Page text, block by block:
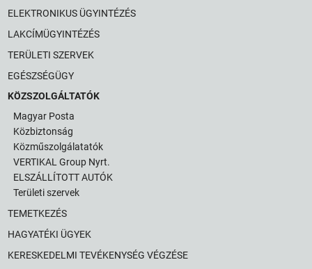
ELEKTRONIKUS ÜGYINTÉZÉS
LAKCÍMÜGYINTÉZÉS
TERÜLETI SZERVEK
EGÉSZSÉGÜGY
KÖZSZOLGÁLTATÓK
Magyar Posta
Közbiztonság
Közműszolgálatatók
VERTIKAL Group Nyrt.
ELSZÁLLÍTOTT AUTÓK
Területi szervek
TEMETKEZÉS
HAGYATÉKI ÜGYEK
KERESKEDELMI TEVÉKENYSÉG VÉGZÉSE